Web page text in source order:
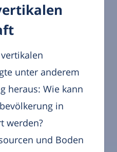
unter anderem
heraus: Wie kann
in
werden?
und Boden